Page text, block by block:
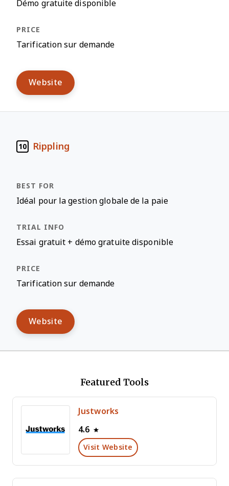
Démo gratuite disponible
Tarification sur demande
Website
10 Rippling
Idéal pour la gestion globale de la paie
Essai gratuit + démo gratuite disponible
Tarification sur demande
Website
Featured Tools
Justworks
4.6
Visit Website